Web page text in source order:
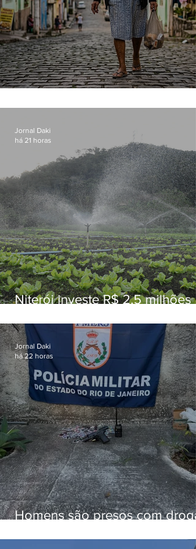
Niterói investe R$ 2,5 milhões
familiar para merenda escolar
Jornal Daki
há 21 horas
Homens são presos com
Jornal Daki
há 22 horas